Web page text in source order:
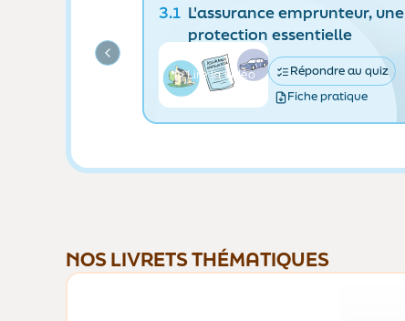
3.1 L'assurance emprunteur, une
protection essentielle
Lire la vidéo
Répondre au quiz
Fiche pratique
NOS LIVRETS THÉMATIQUES